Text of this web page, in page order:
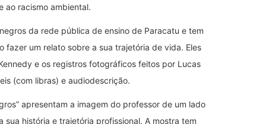
ao racismo ambiental.
da rede pública de ensino de Paracatu e tem
um relato sobre a sua trajetória de vida. Eles
e os registros fotográficos feitos por Lucas
(com libras) e audiodescrição.
apresentam a imagem do professor de um lado
história e trajetória profissional. A mostra tem